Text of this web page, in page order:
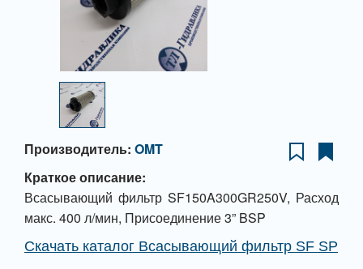
Производитель: OMT
Краткое описание:
Всасывающий фильтр SF150A300GR250V, Расход
макс. 400 л/мин, Присоединение 3” BSP
Скачать каталог Всасывающий фильтр SF SP